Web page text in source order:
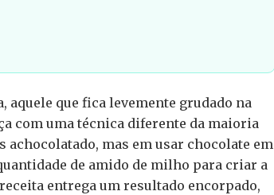
aquele que fica levemente grudado na
com uma técnica diferente da maioria
achocolatado, mas em usar chocolate em
de amido de milho para criar a
entrega um resultado encorpado,